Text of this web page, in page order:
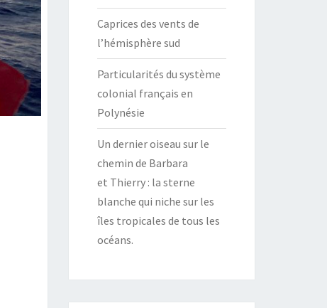
Caprices des vents de
l’hémisphère sud
Particularités du système
colonial français en
Polynésie
Un dernier oiseau sur le
chemin de Barbara
et Thierry : la sterne
blanche qui niche sur les
îles tropicales de tous les
océans.